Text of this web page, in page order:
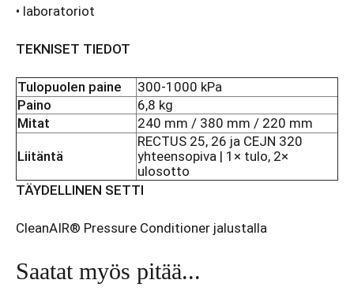
• laboratoriot
TEKNISET TIEDOT
Tulopuolen paine
300-1000 kPa
Paino
6,8 kg
Mitat
240 mm / 380 mm / 220 mm
Liitäntä
RECTUS 25, 26 ja CEJN 320
yhteensopiva | 1× tulo, 2×
ulosotto
TÄYDELLINEN SETTI
CleanAIR® Pressure Conditioner jalustalla
Saatat myös pitää...